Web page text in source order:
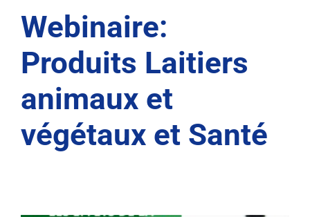
Webinaire:
Produits Laitiers
animaux et
végétaux et Santé